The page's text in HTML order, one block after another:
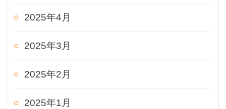
2025年4月
2025年3月
2025年2月
2025年1月